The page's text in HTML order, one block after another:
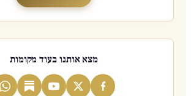
מצא אותנו בעוד מקומות